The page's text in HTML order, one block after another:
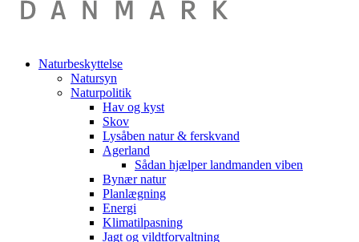
Naturbeskyttelse
Natursyn
Naturpolitik
Hav og kyst
Skov
Lysåben natur & ferskvand
Agerland
Sådan hjælper landmanden viben
Bynær natur
Planlægning
Energi
Klimatilpasning
Jagt og vildtforvaltning